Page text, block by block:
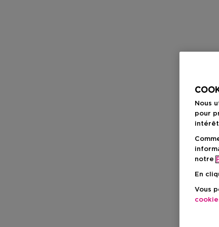
Nous
pour
notre
En
Vous